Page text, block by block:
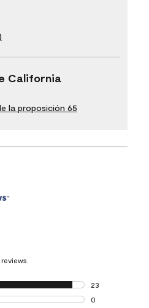
California
la proposición 65
23
23 reviews with
0